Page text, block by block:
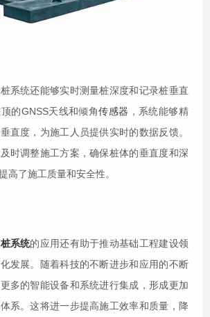
系统还能够实时测量桩深度和记录桩垂直
的GNSS天线和倾角传感器 ，系统能够精
直度，为施工人员提供实时的数据反馈。
时调整施工方案，确保桩体的垂直度和深
高了施工质量和安全性。
系统的应用还有助于推动基础工程建设领
发展。随着科技的不断进步和应用的不断
多的智能设备和系统进行集成，形成更加
系。这将进一步提高施工效率和质量，降